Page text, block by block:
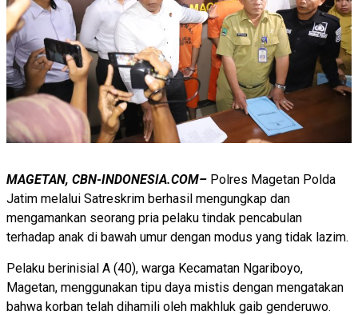
MAGETAN, CBN-INDONESIA.COM– Polres Magetan Polda
Jatim melalui Satreskrim berhasil mengungkap dan
mengamankan seorang pria pelaku tindak pencabulan
terhadap anak di bawah umur dengan modus yang tidak lazim.
Pelaku berinisial A (40), warga Kecamatan Ngariboyo,
Magetan, menggunakan tipu daya mistis dengan mengatakan
bahwa korban telah dihamili oleh makhluk gaib genderuwo.